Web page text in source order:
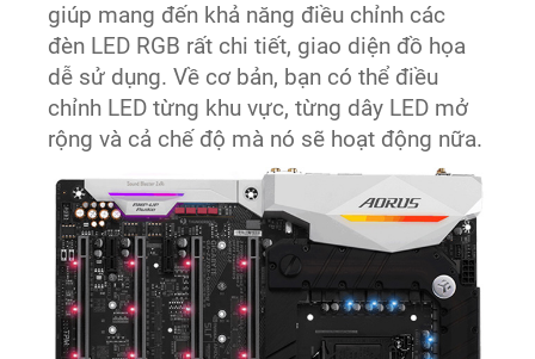
giúp mang đến khả năng điều chỉnh các
đèn LED RGB rất chi tiết, giao diện đồ họa
dễ sử dụng. Về cơ bản, bạn có thể điều
chỉnh LED từng khu vực, từng dây LED mở
rộng và cả chế độ mà nó sẽ hoạt động nữa.